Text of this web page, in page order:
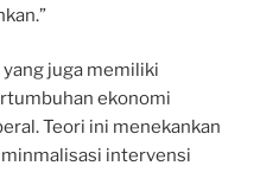
juga memiliki
ekonomi
Teori ini menekankan
intervensi